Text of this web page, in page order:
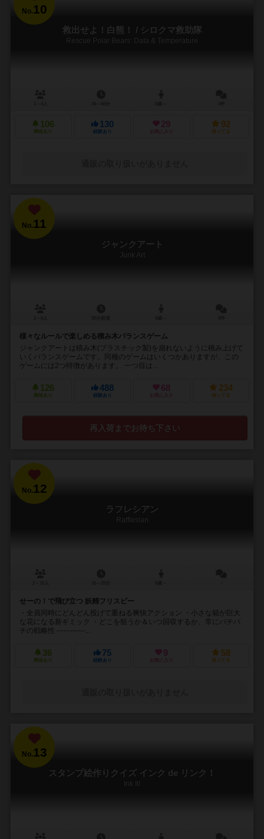
No. 10
救出せよ！白熊！ / シロクマ救助隊
Rescue Polar Bears: Data & Temperature
106
興味あり
130
経験あり
29
お気に入り
92
持ってる
No.11
ジャンクアート
Junk Art
様々なルールで楽しめる積み木バランスゲーム
ジャンクアートは積み木(プラスチック製)を崩れないように積み上げて
いくバランスゲームです。同種のゲームはいくつかありますが、この
ゲームには2つ特徴があります。 一つ目は...
126
興味あり
488
経験あり
68
お気に入り
234
持ってる
再入荷までお待ち下さい
No.12
ラフレシアン
Rafflesian
せーの！で飛び立つ 妖精フリスビー
・全員同時にどんどん投げて重ねる爽快アクション ・小さな箱が巨大
な花になる新ギミック ・どこを狙うか＆いつ回収するか、常にバチバ
チの戦略性 ------------...
36
興味あり
75
経験あり
9
お気に入り
58
持ってる
No.13
スタンプ絵作りクイズ インク de リンク！
Ink It!